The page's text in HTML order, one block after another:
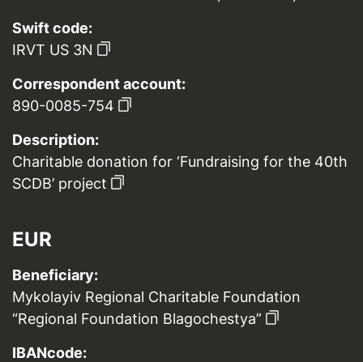
Swift code:
IRVT US 3N
Correspondent account:
890-0085-754
Description:
Charitable donation for ‘Fundraising for the 40th
SCDB’ project
EUR
Beneficiary:
Mykolayiv Regional Charitable Foundation
“Regional Foundation Blagochestya”
IBANcode: